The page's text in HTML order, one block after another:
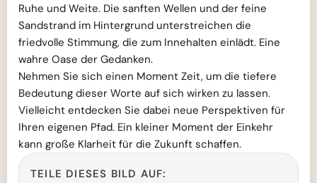
Ruhe und Weite. Die sanften Wellen und der feine
Sandstrand im Hintergrund unterstreichen die
friedvolle Stimmung, die zum Innehalten einlädt. Eine
wahre Oase der Gedanken.
Nehmen Sie sich einen Moment Zeit, um die tiefere
Bedeutung dieser Worte auf sich wirken zu lassen.
Vielleicht entdecken Sie dabei neue Perspektiven für
Ihren eigenen Pfad. Ein kleiner Moment der Einkehr
kann große Klarheit für die Zukunft schaffen.
TEILE DIESES BILD AUF: